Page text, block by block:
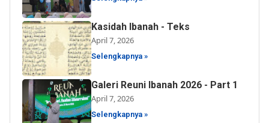
Kasidah Ibanah - Teks
April 7, 2026
Selengkapnya »
Galeri Reuni Ibanah 2026 - Part 1
April 7, 2026
Selengkapnya »